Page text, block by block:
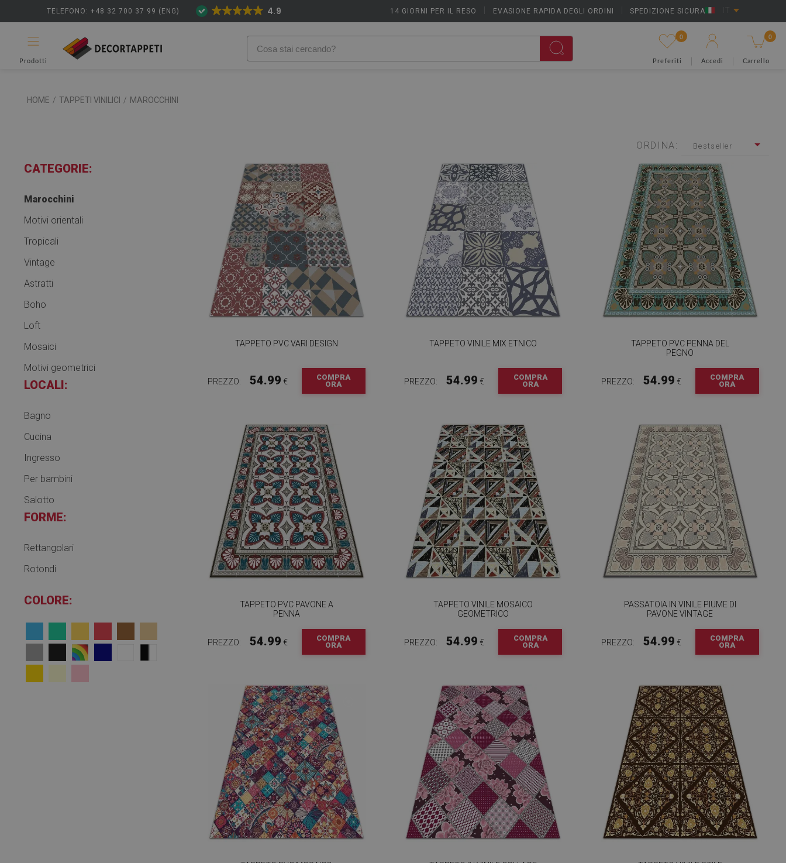
TELEFONO: +48 32 700 37 99 (ENG) 14 GIORNI PER IL RESO EVASIONE RAPIDA DEGLI ORDINI SPEDIZIONE SICURA
4.9
Prodotti
0
Preferiti Accedi
0
Carrello
HOME / TAPPETI VINILICI / MAROCCHINI
ORDINA: Bestseller
CATEGORIE:
Marocchini
Motivi orientali
Tropicali
Vintage
Astratti
Boho
Loft
Mosaici
Motivi geometrici
LOCALI:
Bagno
Cucina
Ingresso
Per bambini
Salotto
FORME:
Rettangolari
Rotondi
COLORE:
TAPPETO PVC VARI DESIGN
PREZZO: 54.99 €
COMPRA
ORA
TAPPETO VINILE MIX ETNICO
PREZZO: 54.99 €
COMPRA
ORA
TAPPETO PVC PENNA DEL
PEGNO
PREZZO: 54.99 €
COMPRA
ORA
TAPPETO PVC PAVONE A
PENNA
PREZZO: 54.99 €
COMPRA
ORA
TAPPETO VINILE MOSAICO
GEOMETRICO
PREZZO: 54.99 €
COMPRA
ORA
PASSATOIA IN VINILE PIUME DI
PAVONE VINTAGE
PREZZO: 54.99 €
COMPRA
ORA